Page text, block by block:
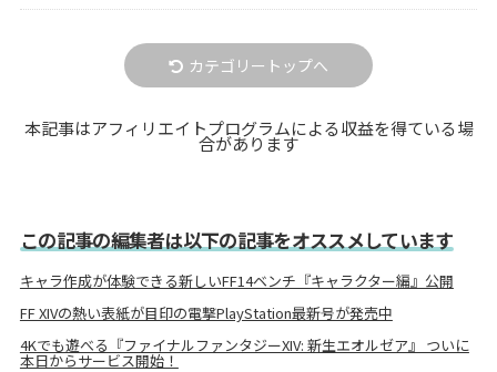
カテゴリートップへ
本記事はアフィリエイトプログラムによる収益を得ている場
合があります
この記事の編集者は以下の記事をオススメしています
キャラ作成が体験できる新しいFF14ベンチ『キャラクター編』公開
FF XIVの熱い表紙が目印の電撃PlayStation最新号が発売中
4Kでも遊べる『ファイナルファンタジーXIV: 新生エオルゼア』 ついに
本日からサービス開始！